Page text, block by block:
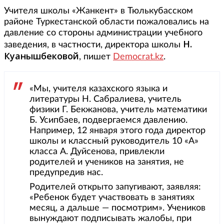
Учителя школы «Жанкент» в Тюлькубасском
районе Туркестанской области пожаловались на
давление со стороны администрации учебного
заведения, в частности, директора школы Н.
Куанышбековой, пишет Democrat.kz.
«Мы, учителя казахского языка и
литературы Н. Сабралиева, учитель
физики Г. Бекжанова, учитель математики
Б. Усипбаев, подвергаемся давлению.
Например, 12 января этого года директор
школы и классный руководитель 10 «А»
класса А. Дуйсенова, привлекли
родителей и учеников на занятия, не
предупредив нас.
Родителей открыто запугивают, заявляя:
«Ребенок будет участвовать в занятиях
месяц, а дальше — посмотрим». Учеников
вынуждают подписывать жалобы, при